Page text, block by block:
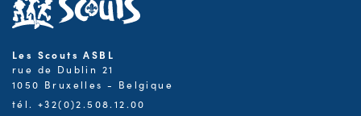
Les Scouts ASBL
rue de Dublin 21
1050 Bruxelles - Belgique
tél. +32(0)2.508.12.00